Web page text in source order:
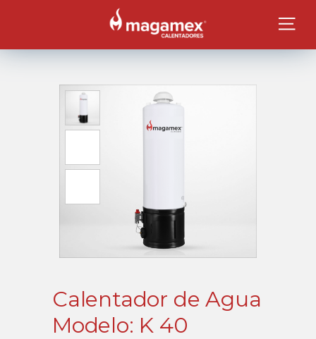
Calentador de Agua
Modelo: K 40